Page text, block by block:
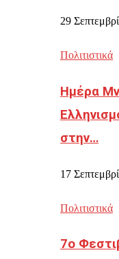
29
Πολιτιστικά
Ημέρα
στην…
17
Πολιτιστικά
7ο